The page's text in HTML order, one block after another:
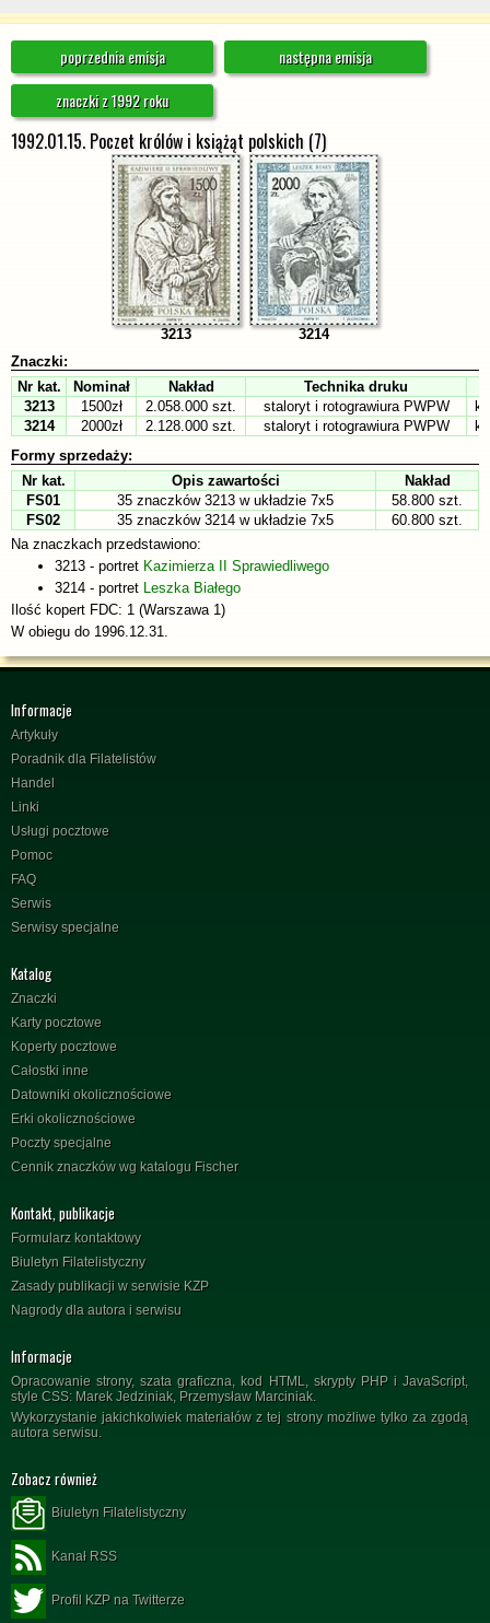
poprzednia emisja
następna emisja
znaczki z 1992 roku
1992.01.15. Poczet królów i książąt polskich (7)
3213
3214
Znaczki:
Nr kat.
Nominał Nakład Technika druku
3213
1500zł 2.058.000 szt. staloryt i rotograwiura PWPW
3214
2000zł 2.128.000 szt. staloryt i rotograwiura PWPW
Formy sprzedaży:
Nr kat.
Opis zawartości
Nakład
FS01
35 znaczków 3213 w układzie 7x5
58.800 szt.
FS02
35 znaczków 3214 w układzie 7x5
60.800 szt.
Na znaczkach przedstawiono:
3213 - portret Kazimierza II Sprawiedliwego
3214 - portret Leszka Białego
Ilość kopert FDC: 1 (Warszawa 1)
W obiegu do 1996.12.31.
Informacje
Artykuły
Poradnik dla Filatelistów
Handel
Linki
Usługi pocztowe
Pomoc
FAQ
Serwis
Serwisy specjalne
Katalog
Znaczki
Karty pocztowe
Koperty pocztowe
Całostki inne
Datowniki okolicznościowe
Erki okolicznościowe
Poczty specjalne
Cennik znaczków wg katalogu Fischer
Kontakt, publikacje
Formularz kontaktowy
Biuletyn Filatelistyczny
Zasady publikacji w serwisie KZP
Nagrody dla autora i serwisu
Informacje
Opracowanie strony, szata graficzna, kod HTML, skrypty PHP i JavaScript,
style CSS: Marek Jedziniak, Przemysław Marciniak.
Wykorzystanie jakichkolwiek materiałów z tej strony możliwe tylko za zgodą
autora serwisu.
Zobacz również
Biuletyn Filatelistyczny
Kanał RSS
Profil KZP na Twitterze